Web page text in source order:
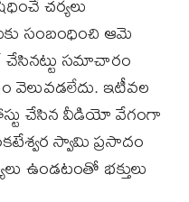
సంబంధించి ఆమె
సమాచారం
వెలువడలేదు. ఇటీవల
చేసిన వీడియో వేగంగా
స్వామి ప్రసాదం
ఉండటంతో భక్తులు